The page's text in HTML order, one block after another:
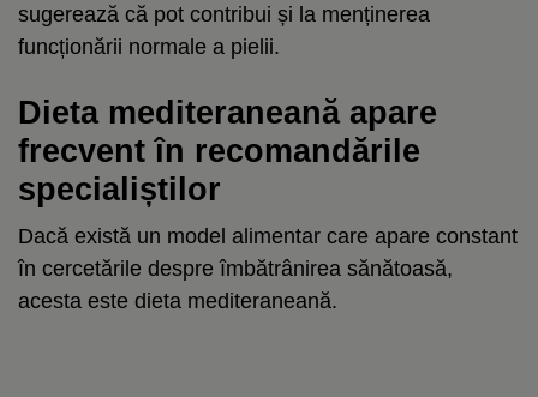
sugerează că pot contribui și la menținerea
funcționării normale a pielii.
Dieta mediteraneană apare
frecvent în recomandările
specialiștilor
Dacă există un model alimentar care apare constant
în cercetările despre îmbătrânirea sănătoasă,
acesta este dieta mediteraneană.